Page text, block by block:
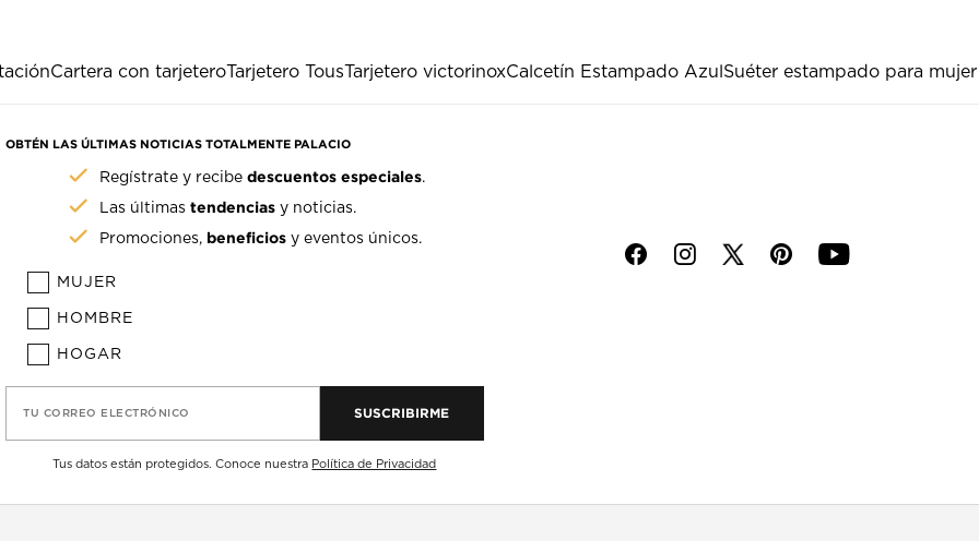
Cartera con tarjeteroTarjetero TousTarjetero victorinoxCalcetín Estampado Azul Suéter estampado para mujer
OBTÉN LAS ÚLTIMAS NOTICIAS TOTALMENTE PALACIO
Regístrate y recibedescuentos especiales.
Las últimastendencias y noticias.
Promociones, beneficios y eventos únicos.
MUJER
HOMBRE
HOGAR
TU CORREO ELECTRÓNICO SUSCRIBIRME
Tus datos están protegidos. Conoce nuestra Política de Privacidad
f i p y